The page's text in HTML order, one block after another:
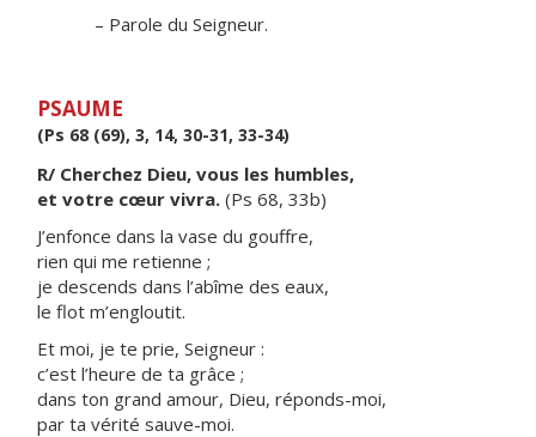
– Parole du Seigneur.
PSAUME
(Ps 68 (69), 3, 14, 30-31, 33-34)
R/ Cherchez Dieu, vous les humbles,
et votre cœur vivra. (Ps 68, 33b)
J’enfonce dans la vase du gouffre,
rien qui me retienne ;
je descends dans l’abîme des eaux,
le flot m’engloutit.
Et moi, je te prie, Seigneur :
c’est l’heure de ta grâce ;
dans ton grand amour, Dieu, réponds-moi,
par ta vérité sauve-moi.